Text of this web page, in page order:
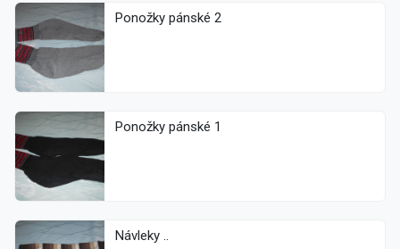
Ponožky pánské 2
Ponožky pánské 1
Návleky ..